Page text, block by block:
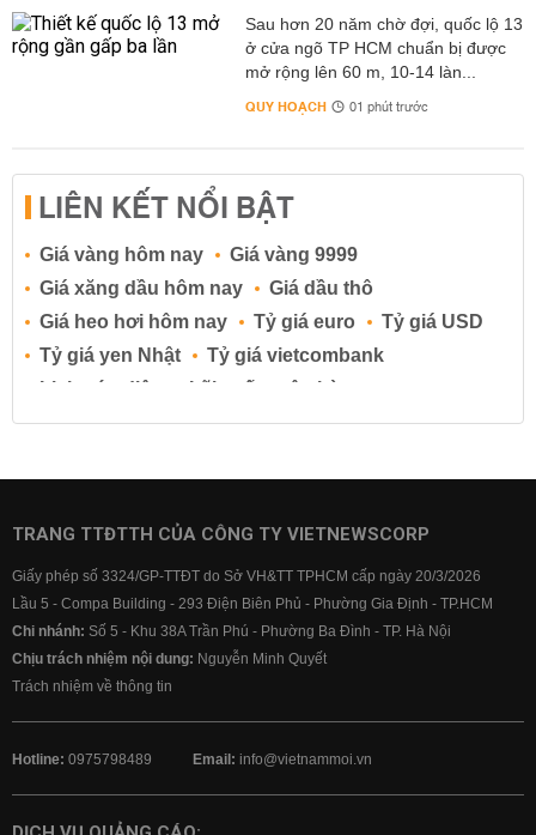
Sau hơn 20 năm chờ đợi, quốc lộ 13
ở cửa ngõ TP HCM chuẩn bị được
mở rộng lên 60 m, 10-14 làn...
QUY HOẠCH 01 phút trước
LIÊN KẾT NỔI BẬT
Giá vàng hôm nay
Giá vàng 9999
Giá xăng dầu hôm nay
Giá dầu thô
Giá heo hơi hôm nay
Tỷ giá euro
Tỷ giá USD
Tỷ giá yen Nhật
Tỷ giá vietcombank
Lịch cúp điện
Lãi suất ngân hàng
Lãi suất tiết kiệm
Lãi suất tiền gửi
Lãi suất ngân hàng BIDV
Lãi suất ngân hàng Vietcombank
TRANG TTĐTTH CỦA CÔNG TY VIETNEWSCORP
Giấy phép số 3324/GP-TTĐT do Sở VH&TT TPHCM cấp ngày 20/3/2026
Lầu 5 - Compa Building - 293 Điện Biên Phủ - Phường Gia Định - TP.HCM
Chi nhánh: Số 5 - Khu 38A Trần Phú - Phường Ba Đình - TP. Hà Nội
Chịu trách nhiệm nội dung: Nguyễn Minh Quyết
Trách nhiệm về thông tin
Hotline: 0975798489 Email: info@vietnammoi.vn